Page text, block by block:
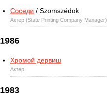
Соседи / Szomszédok
Актер (State Printing Company Manager)
1986
Хромой дервиш
Актер
1983